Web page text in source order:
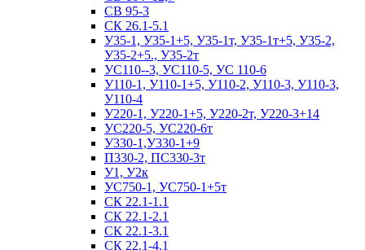
СВ 95-3
СК 26.1-5.1
У35-1, У35-1+5, У35-1т, У35-1т+5, У35-2,
У35-2+5., У35-2т
УС110--3, УС110-5, УС 110-6
У110-1, У110-1+5, У110-2, У110-3, У110-3,
У110-4
У220-1, У220-1+5, У220-2т, У220-3+14
УС220-5, УС220-6т
У330-1,У330-1+9
П330-2, ПС330-3т
У1, У2к
УС750-1, УС750-1+5т
СК 22.1-1.1
СК 22.1-2.1
СК 22.1-3.1
СК 22.1-4.1